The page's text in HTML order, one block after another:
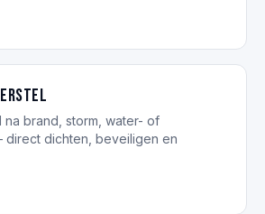
brand, storm, water- of
dichten, beveiligen en